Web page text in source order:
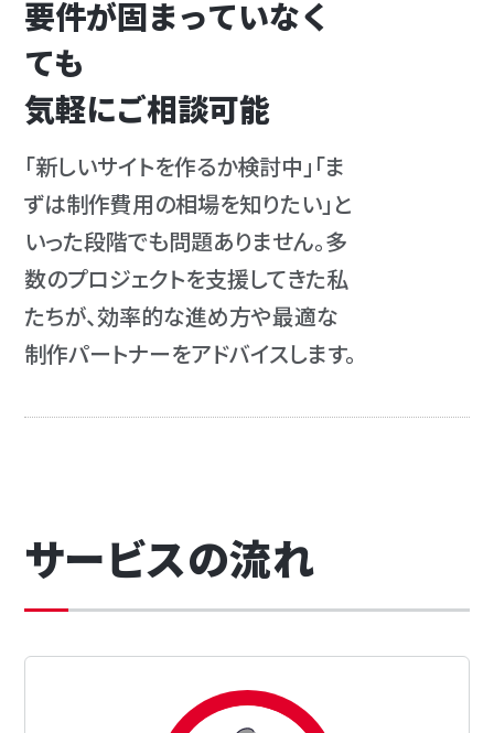
要件が固まっていなく
ても
気軽にご相談可能
「新しいサイトを作るか検討中」「ま
ずは制作費用の相場を知りたい」と
いった段階でも問題ありません。多
数のプロジェクトを支援してきた私
たちが、効率的な進め方や最適な
制作パートナーをアドバイスします。
サービスの流れ